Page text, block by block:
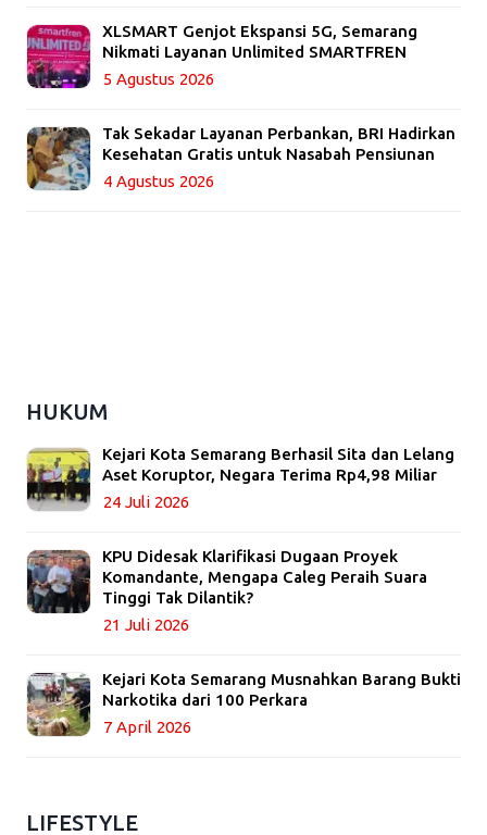
XLSMART Genjot Ekspansi 5G, Semarang
Nikmati Layanan Unlimited SMARTFREN
5 Agustus 2026
Tak Sekadar Layanan Perbankan, BRI Hadirkan
Kesehatan Gratis untuk Nasabah Pensiunan
4 Agustus 2026
HUKUM
Kejari Kota Semarang Berhasil Sita dan Lelang
Aset Koruptor, Negara Terima Rp4,98 Miliar
24 Juli 2026
KPU Didesak Klarifikasi Dugaan Proyek
Komandante, Mengapa Caleg Peraih Suara
Tinggi Tak Dilantik?
21 Juli 2026
Kejari Kota Semarang Musnahkan Barang Bukti
Narkotika dari 100 Perkara
7 April 2026
LIFESTYLE